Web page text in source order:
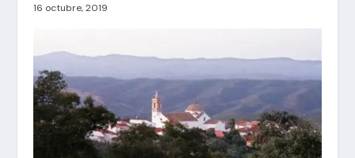
16 octubre, 2019